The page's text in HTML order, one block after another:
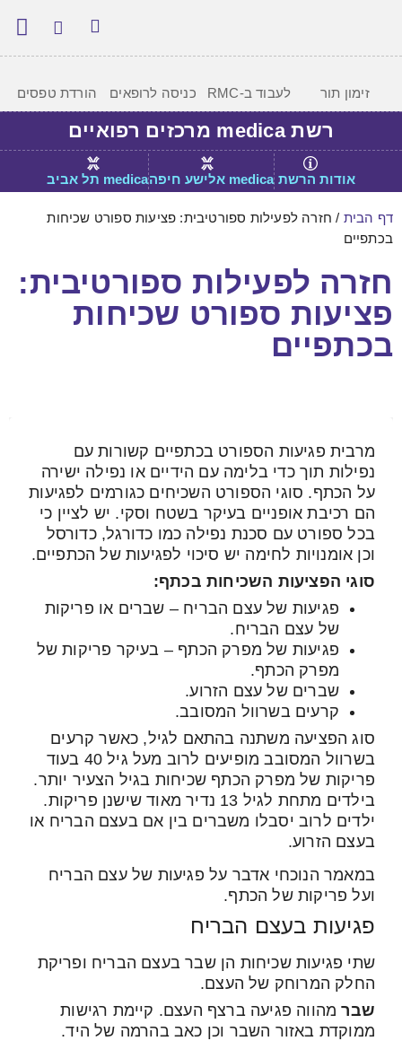
זימון תור לעבוד ב-RMC כניסה לרופאים הורדת טפסים
רשת medica מרכזים רפואיים
אודות הרשת medica אלישע חיפה medica תל אביב
דף הבית / חזרה לפעילות ספורטיבית: פציעות ספורט שכיחות
בכתפיים
חזרה לפעילות ספורטיבית:
פציעות ספורט שכיחות
בכתפיים
מרבית פגיעות הספורט בכתפיים קשורות עם
נפילות תוך כדי בלימה עם הידיים או נפילה ישירה
על הכתף. סוגי הספורט השכיחים כגורמים לפגיעות
הם רכיבת אופניים בעיקר בשטח וסקי. יש לציין כי
בכל ספורט עם סכנת נפילה כמו כדורגל, כדורסל
וכן אומנויות לחימה יש סיכוי לפגיעות של הכתפיים.
סוגי הפציעות השכיחות בכתף:
פגיעות של עצם הבריח – שברים או פריקות
של עצם הבריח.
פגיעות של מפרק הכתף – בעיקר פריקות של
מפרק הכתף.
שברים של עצם הזרוע.
קרעים בשרוול המסובב.
סוג הפציעה משתנה בהתאם לגיל, כאשר קרעים
בשרוול המסובב מופיעים לרוב מעל גיל 40 בעוד
פריקות של מפרק הכתף שכיחות בגיל הצעיר יותר.
בילדים מתחת לגיל 13 נדיר מאוד שישנן פריקות.
ילדים לרוב יסבלו משברים בין אם בעצם הבריח או
בעצם הזרוע.
במאמר הנוכחי אדבר על פגיעות של עצם הבריח
ועל פריקות של הכתף.
פגיעות בעצם הבריח
שתי פגיעות שכיחות הן שבר בעצם הבריח ופריקת
החלק המרוחק של העצם.
שבר מהווה פגיעה ברצף העצם. קיימת רגישות
ממוקדת באזור השבר וכן כאב בהרמה של היד.